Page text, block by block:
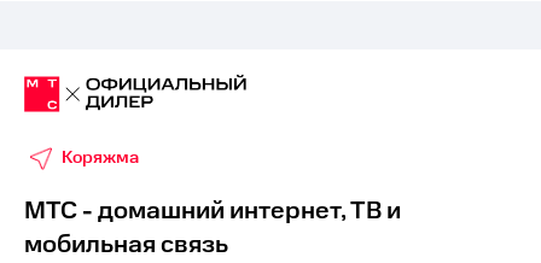
Коряжма
МТС - домашний интернет, ТВ и
мобильная связь